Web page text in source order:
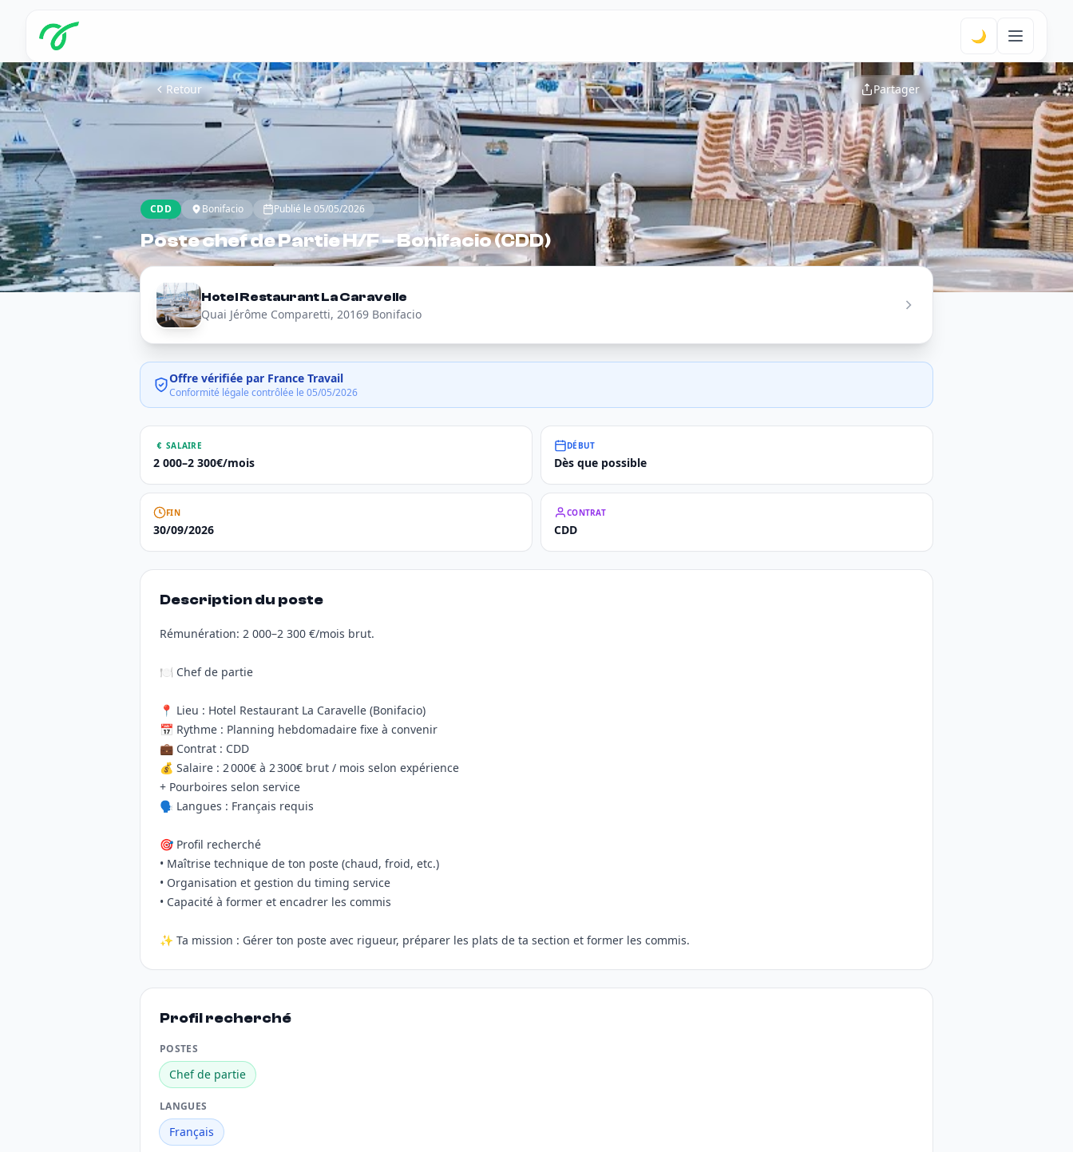
🌙
Retour Partager
CDD Bonifacio Publié le 05/05/2026
Poste chef de Partie H/F – Bonifacio (CDD)
Hotel Restaurant La Caravelle
Quai Jérôme Comparetti, 20169 Bonifacio
Offre vérifiée par France Travail
Conformité légale contrôlée le 05/05/2026
SALAIRE
2 000–2 300€/mois
DÉBUT
Dès que possible
FIN
30/09/2026
CONTRAT
CDD
Description du poste
Rémunération: 2 000–2 300 €/mois brut.
🍽️ Chef de partie
📍 Lieu : Hotel Restaurant La Caravelle (Bonifacio)
📅 Rythme : Planning hebdomadaire fixe à convenir
💼 Contrat : CDD
💰 Salaire : 2 000€ à 2 300€ brut / mois selon expérience
+ Pourboires selon service
🗣️ Langues : Français requis
🎯 Profil recherché
• Maîtrise technique de ton poste (chaud, froid, etc.)
• Organisation et gestion du timing service
• Capacité à former et encadrer les commis
✨ Ta mission : Gérer ton poste avec rigueur, préparer les plats de ta section et former les commis.
Profil recherché
POSTES
Chef de partie
LANGUES
Français